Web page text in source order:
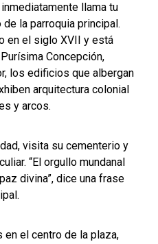
llama tu
la parroquia principal.
en el siglo XVII y está
Concepción,
los edificios que albergan
arquitectura colonial
y arcos.
visita su cementerio y
“El orgullo mundanal
divina”, dice una frase
el centro de la plaza,